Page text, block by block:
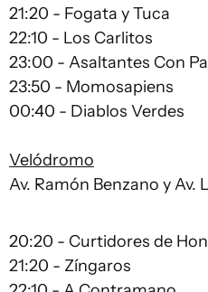
21:20 - Fogata y Tuca
22:10 - Los Carlitos
23:00 - Asaltantes Con
23:50 - Momosapiens
00:40 - Diablos Verdes
Velódromo
Av. Ramón Benzano y Av.
20:20 - Curtidores de
21:20 - Zíngaros